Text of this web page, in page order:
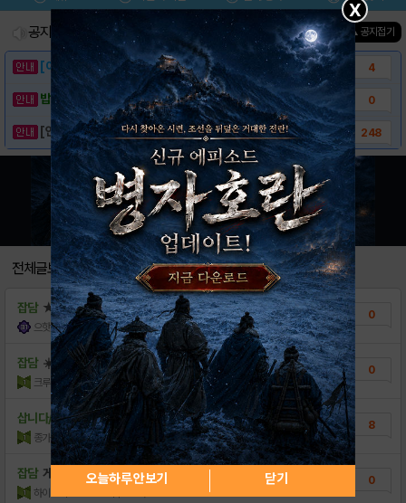
공지사항 진행중인 이벤트0건 ▲ 공지접기
[이벤트] 웃음으로 매일매일 해피! 유머 게시.. 4
밥알이의 헝앱통신 ⑲ “밥알이, 드디어 멀티를.. 0
[안내] 헝그리앱 필수 상식! 밥알 획득 안내.. 248
전체글보기
잡담 ★ 블라스트m VIP쿠폰 팝니다 ★
으핫따 조회수:62 | 21.09.25
0
잡담 ☀️V.I.P 포함 쿠폰정보☀️
크루루루3 조회수:49 | 21.09.16
0
삽니다/팝니다 1억1700만버서커팝니다.
종가시비1 조회수:358 | 21.08.26
8
잡담 게임
하이브리드GO
0
X
오늘하루 안보기 닫기